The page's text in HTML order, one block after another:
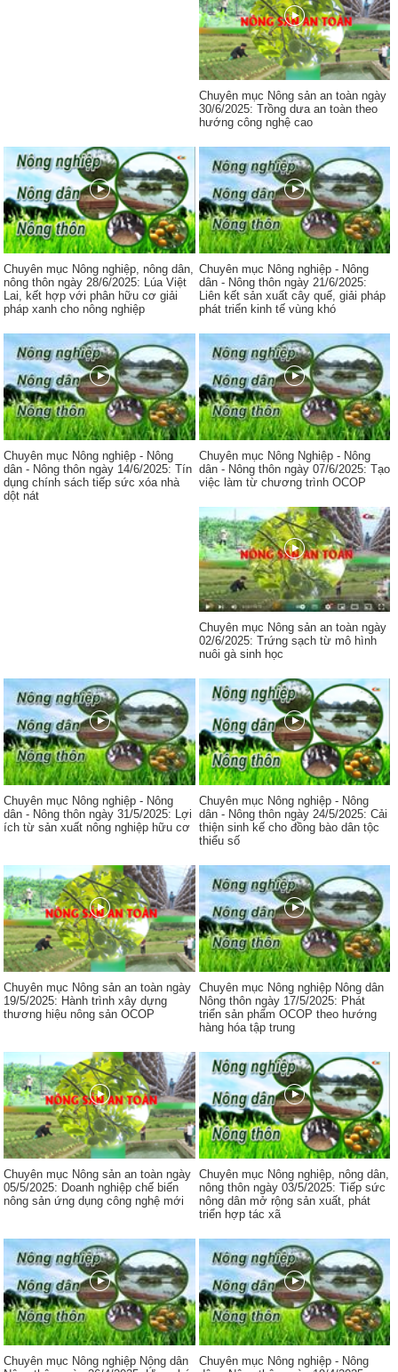
Chuyên mục Nông sản an toàn ngày
30/6/2025: Trồng dưa an toàn theo
hướng công nghệ cao
Chuyên mục Nông nghiệp, nông dân,
nông thôn ngày 28/6/2025: Lúa Việt
Lai, kết hợp với phân hữu cơ giải
pháp xanh cho nông nghiệp
Chuyên mục Nông nghiệp - Nông
dân - Nông thôn ngày 21/6/2025:
Liên kết sản xuất cây quế, giải pháp
phát triển kinh tế vùng khó
Chuyên mục Nông nghiệp - Nông
dân - Nông thôn ngày 14/6/2025: Tín
dụng chính sách tiếp sức xóa nhà
dột nát
Chuyên mục Nông Nghiệp - Nông
dân - Nông thôn ngày 07/6/2025: Tạo
việc làm từ chương trình OCOP
Chuyên mục Nông sản an toàn ngày
02/6/2025: Trứng sạch từ mô hình
nuôi gà sinh học
Chuyên mục Nông nghiệp - Nông
dân - Nông thôn ngày 31/5/2025: Lợi
ích từ sản xuất nông nghiệp hữu cơ
Chuyên mục Nông nghiệp - Nông
dân - Nông thôn ngày 24/5/2025: Cải
thiện sinh kế cho đồng bào dân tộc
thiểu số
Chuyên mục Nông sản an toàn ngày
19/5/2025: Hành trình xây dựng
thương hiệu nông sản OCOP
Chuyên mục Nông nghiệp Nông dân
Nông thôn ngày 17/5/2025: Phát
triển sản phẩm OCOP theo hướng
hàng hóa tập trung
Chuyên mục Nông sản an toàn ngày
05/5/2025: Doanh nghiệp chế biến
nông sản ứng dụng công nghệ mới
Chuyên mục Nông nghiệp, nông dân,
nông thôn ngày 03/5/2025: Tiếp sức
nông dân mở rộng sản xuất, phát
triển hợp tác xã
Chuyên mục Nông nghiệp Nông dân
Chuyên mục Nông nghiệp - Nông